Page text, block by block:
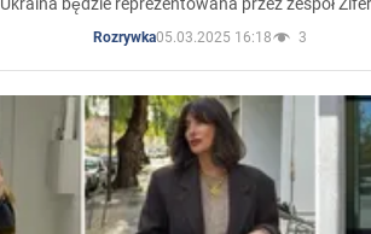
Rozrywka05.03.2025 16:18 3